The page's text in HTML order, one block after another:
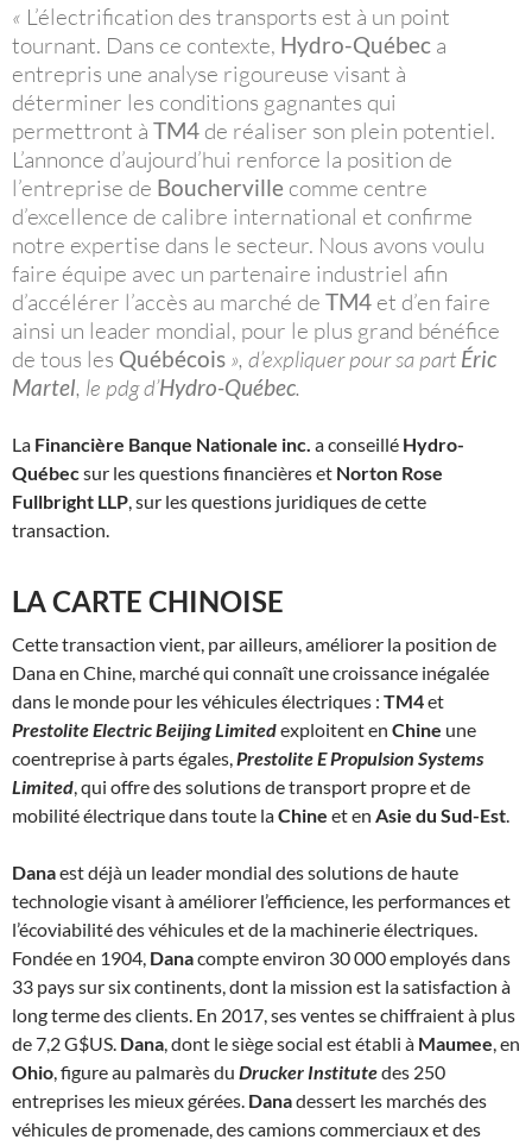
« L’électrification des transports est à un point
tournant. Dans ce contexte, Hydro-Québec a
entrepris une analyse rigoureuse visant à
déterminer les conditions gagnantes qui
permettront à TM4 de réaliser son plein potentiel.
L’annonce d’aujourd’hui renforce la position de
l’entreprise de Boucherville comme centre
d’excellence de calibre international et confirme
notre expertise dans le secteur. Nous avons voulu
faire équipe avec un partenaire industriel afin
d’accélérer l’accès au marché de TM4 et d’en faire
ainsi un leader mondial, pour le plus grand bénéfice
de tous les Québécois », d’expliquer pour sa part Éric
Martel, le pdg d’Hydro-Québec.
La Financière Banque Nationale inc. a conseillé Hydro-
Québec sur les questions financières et Norton Rose
Fullbright LLP , sur les questions juridiques de cette
transaction.
LA CARTE CHINOISE
Cette transaction vient, par ailleurs, améliorer la position de
Dana en Chine, marché qui connaît une croissance inégalée
dans le monde pour les véhicules électriques : TM4et
Prestolite Electric Beijing Limitedexploitent en Chine une
coentreprise à parts égales, Prestolite E Propulsion Systems
Limited , qui offre des solutions de transport propre et de
mobilité électrique dans toute laChine et en Asie du Sud-Est
Danaest déjà un leader mondial des solutions de haute
technologie visant à améliorer l’efficience, les performances et
l’écoviabilité des véhicules et de la machinerie électriques.
Fondée en 1904, Danacompte environ 30 000 employés dans
33 pays sur six continents, dont la mission est la satisfaction à
long terme des clients. En 2017, ses ventes se chiffraient à plus
de 7,2 G$US. Dana , dont le siège social est établi à Maumee , en
Ohio , figure au palmarès du Drucker Institutedes 250
entreprises les mieux gérées. Danadessert les marchés des
véhicules de promenade, des camions commerciaux et des